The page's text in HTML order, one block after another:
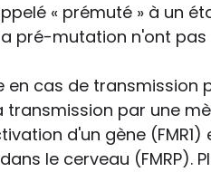
« prémuté » à un
pré-mutation n'ont
cas de transmission
par une
d'un gène
le cerveau (FMRP).